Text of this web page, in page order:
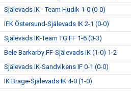
Själevads IK - Team Hudik 1-0 (0-0)
IFK Östersund-Själevads IK 2-1 (0-0)
Själevads IK-Team TG FF 1-6 (0-3)
Bele Barkarby FF-Själevads IK (1-0) 1-2
Själevads IK-Sandvikens IF 0-1 (0-0)
IK Brage-Själevads IK 4-0 (1-0)